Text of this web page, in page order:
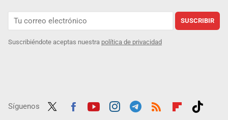
SUSCRIBIR
Suscribiéndote aceptas nuestra política de privacidad
Síguenos